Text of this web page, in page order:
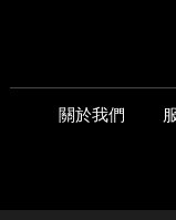
關於我們